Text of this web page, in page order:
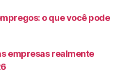
o que você pode
empresas realmente